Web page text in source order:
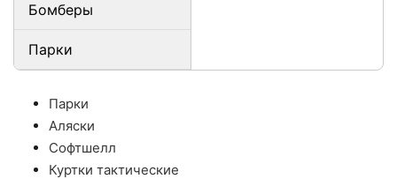
Бомберы
Парки
Парки
Аляски
Софтшелл
Куртки тактические